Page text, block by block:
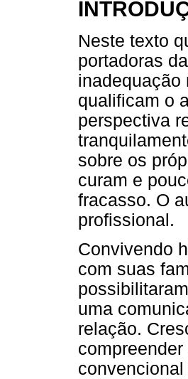
Neste texto
portadoras
inadequação
qualificam o
perspectiva
sobre os
curam e
fracasso. O
profissional.
Convivendo
com suas
uma
relação.